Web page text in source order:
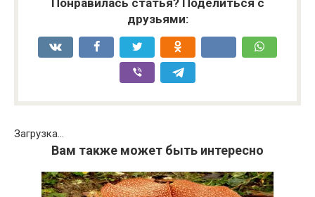
Понравилась статья? Поделиться с
друзьями:
Загрузка...
Вам также может быть интересно